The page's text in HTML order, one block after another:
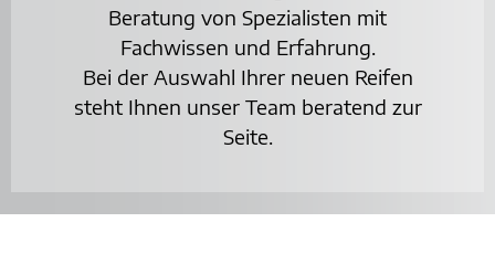
Beratung von Spezialisten mit
Fachwissen und Erfahrung.
Bei der Auswahl Ihrer neuen Reifen
steht Ihnen unser Team beratend zur
Seite.